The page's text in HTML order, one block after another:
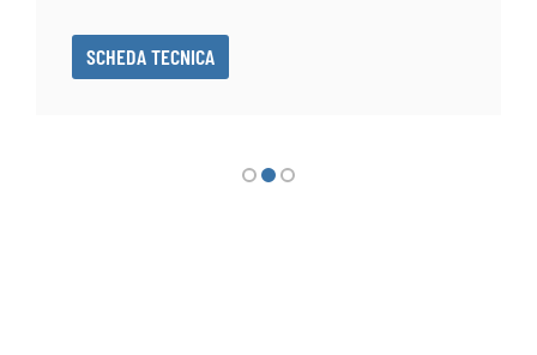
SCHEDA TECNICA